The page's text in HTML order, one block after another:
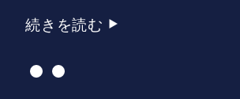
続きを読む